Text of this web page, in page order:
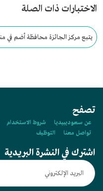
الاختبارات ذات الصلة
يتبع مركز الجائزة محافظة أضم في
تصفح
عن سعوديبيديا شروط الاستخدام
تواصل معنا
التوظيف
اشترك في النشرة البريدية